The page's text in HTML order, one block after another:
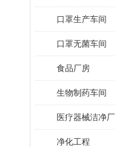
口罩生产车间
口罩无菌车间
食品厂房
生物制药车间
医疗器械洁净
净化工程